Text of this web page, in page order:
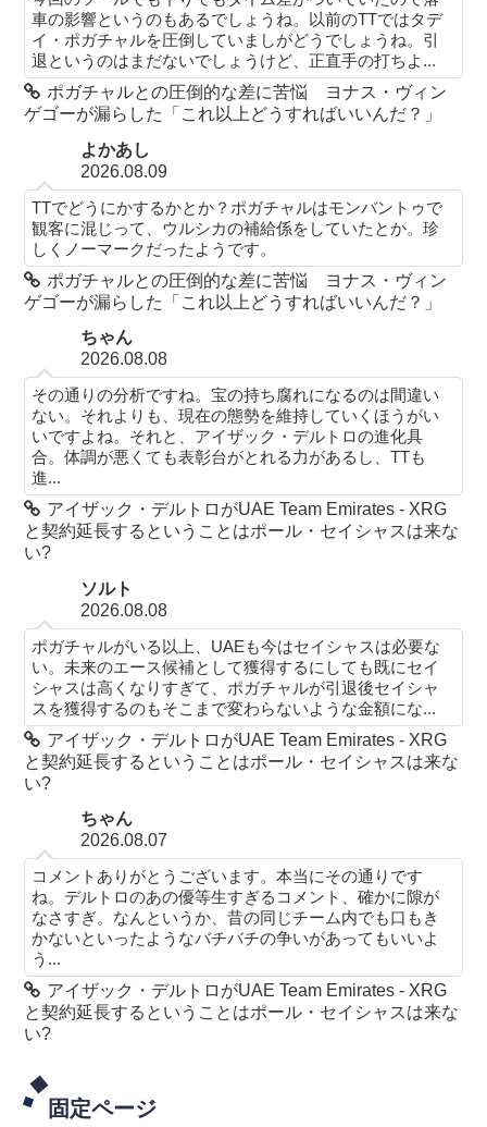
車の影響というのもあるでしょうね。以前のTTではタデ
イ・ポガチャルを圧倒していましがどうでしょうね。引
退というのはまだないでしょうけど、正直手の打ちよ...
ポガチャルとの圧倒的な差に苦悩 ヨナス・ヴィン
ゲゴーが漏らした「これ以上どうすればいいんだ？」
よかあし
2026.08.09
TTでどうにかするかとか？ポガチャルはモンバントゥで
観客に混じって、ウルシカの補給係をしていたとか。珍
しくノーマークだったようです。
ポガチャルとの圧倒的な差に苦悩 ヨナス・ヴィン
ゲゴーが漏らした「これ以上どうすればいいんだ？」
ちゃん
2026.08.08
その通りの分析ですね。宝の持ち腐れになるのは間違い
ない。それよりも、現在の態勢を維持していくほうがい
いですよね。それと、アイザック・デルトロの進化具
合。体調が悪くても表彰台がとれる力があるし、TTも
進...
アイザック・デルトロがUAE Team Emirates - XRG
と契約延長するということはポール・セイシャスは来な
い?
ソルト
2026.08.08
ポガチャルがいる以上、UAEも今はセイシャスは必要な
い。未来のエース候補として獲得するにしても既にセイ
シャスは高くなりすぎて、ポガチャルが引退後セイシャ
スを獲得するのもそこまで変わらないような金額にな...
アイザック・デルトロがUAE Team Emirates - XRG
と契約延長するということはポール・セイシャスは来な
い?
ちゃん
2026.08.07
コメントありがとうございます。本当にその通りです
ね。デルトロのあの優等生すぎるコメント、確かに隙が
なさすぎ。なんというか、昔の同じチーム内でも口もき
かないといったようなバチバチの争いがあってもいいよ
う...
アイザック・デルトロがUAE Team Emirates - XRG
と契約延長するということはポール・セイシャスは来な
い?
固定ページ